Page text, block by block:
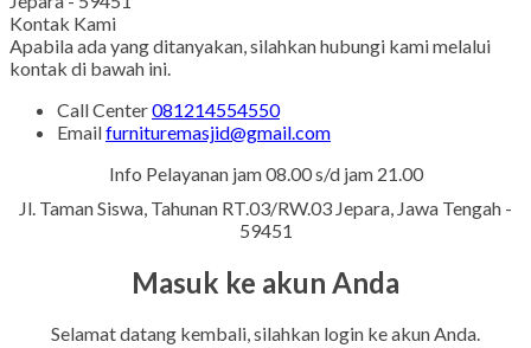
Kontak Kami
Apabila ada yang ditanyakan, silahkan hubungi kami melalui
kontak di bawah ini.
Call Center081214554550
Emailfurnituremasjid@gmail.com
Info Pelayanan jam 08.00 s/d jam 21.00
Jl. Taman Siswa, Tahunan RT.03/RW.03 Jepara, Jawa Tengah -
59451
Masuk ke akun Anda
Selamat datang kembali, silahkan login ke akun Anda.